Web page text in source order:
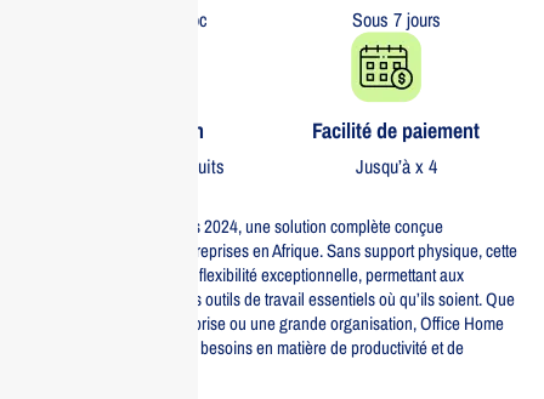
partout au Maroc Sous 7 jours
Garantie 1 an
Sur tous nos produits
Facilité de paiement
Jusqu’à x 4
Découvrez Office Home Bus 2024, une solution complète conçue
spécifiquement pour les entreprises en Afrique. Sans support physique, cette
version médialess offre une flexibilité exceptionnelle, permettant aux
utilisateurs d’accéder à leurs outils de travail essentiels où qu’ils soient. Que
vous soyez une petite entreprise ou une grande organisation, Office Home
Bus 2024 répond à tous vos besoins en matière de productivité et de